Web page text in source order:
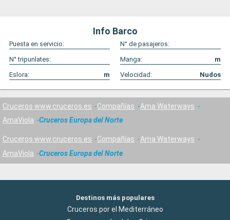
Info Barco
Puesta en servicio:
N° de pasajeros:
N° tripunlates:
Manga:
m
Eslora:
m Velocidad: Nudos
Cruceros www.cruceros.es Compañías
Ama Waterways
AmaViola
Cruceros Europa del Norte
Cruceros www.cruceros.es Compañías
Ama Waterways
AmaViola
Cruceros Europa del Norte
Destinos más populares
Cruceros por el Mediterráneo